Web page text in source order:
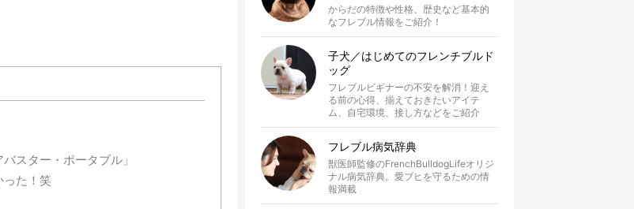
スター・ポータブル」
った！笑
からだの特徴や性格、歴史など基本的
なフレブル情報をご紹介！
子犬／はじめてのフレンチブルド
ッグ
フレブルビギナーの不安を解消！迎え
る前の心得、揃えておきたいアイテ
ム、自宅環境、接し方などをご紹介
フレブル病気辞典
獣医師監修のFrenchBulldogLifeオリジ
ナル病気辞典。愛ブヒを守るための情
報満載